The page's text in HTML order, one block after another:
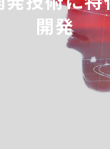
開発